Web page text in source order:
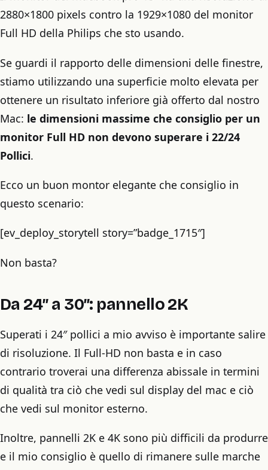
2880×1800 pixels contro la 1929×1080 del monitor
Full HD della Philips che sto usando.
Se guardi il rapporto delle dimensioni delle finestre,
stiamo utilizzando una superficie molto elevata per
ottenere un risultato inferiore già offerto dal nostro
Mac: le dimensioni massime che consiglio per un
monitor Full HD non devono superare i 22/24
Pollici.
Ecco un buon montor elegante che consiglio in
questo scenario:
[ev_deploy_storytell story=”badge_1715″]
Non basta?
Da 24″ a 30″: pannello 2K
Superati i 24″ pollici a mio avviso è importante salire
di risoluzione. Il Full-HD non basta e in caso
contrario troverai una differenza abissale in termini
di qualità tra ciò che vedi sul display del mac e ciò
che vedi sul monitor esterno.
Inoltre, pannelli 2K e 4K sono più difficili da produrre
e il mio consiglio è quello di rimanere sulle marche